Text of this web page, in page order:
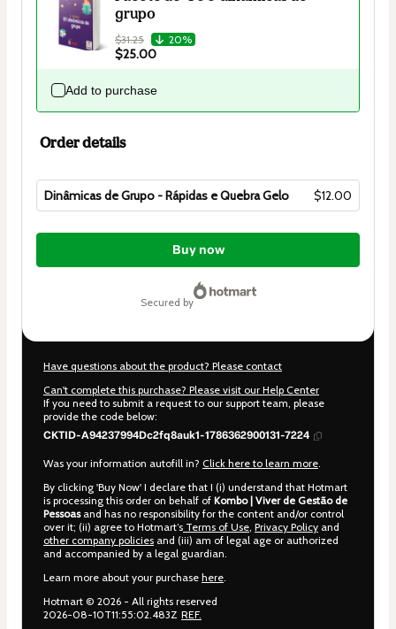
grupo
$31.25 20%
$25.00
Add to purchase
Order details
Dinâmicas de Grupo - Rápidas e Quebra Gelo $12.00
Total
$12.00
Buy now
secured by
Have questions about the product? Please contact
Can't complete this purchase? Please visit our Help Center
If you need to submit a request to our support team, please
provide the code below:
CKTID-A94237994Dc2fq8auk1-1786362900131-7224
Was your information autofill in? Click here to learn more.
By clicking 'Buy Now' I declare that I (i) understand that Hotmart
is processing this order on behalf of Kombo | Viver de Gestão de
Pessoasand has no responsibility for the content and/or control
over it; (ii) agree to Hotmart’s Terms of Use, Privacy Policy and
other company policies and (iii) am of legal age or authorized
and accompanied by a legal guardian.
Learn more about your purchase here.
Hotmart © 2026 - All rights reserved
2026-08-10T11:55:02.483Z REF.